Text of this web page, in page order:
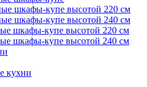
шкафы-купе высотой 220 см
шкафы-купе высотой 240 см
шкафы-купе высотой 220 см
шкафы-купе высотой 240 см
кухни